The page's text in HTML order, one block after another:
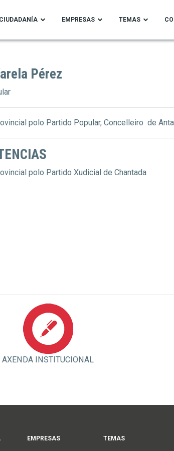
CIUDADANÍA EMPRESAS TEMAS
Pérez
polo Partido Popular, Concelleiro de
polo Partido Xudicial de Chantada
AXENDA INSTITUCIONAL
EMPRESAS TEMAS